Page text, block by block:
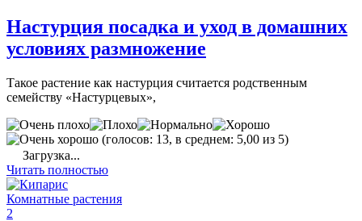
Настурция посадка и уход в домашних
условиях размножение
Такое растение как настурция считается родственным
семейству «Настурцевых»,
(голосов: 13, в среднем: 5,00 из 5)
Загрузка...
Читать полностью
Комнатные растения
2